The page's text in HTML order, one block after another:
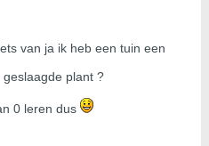
van ja ik heb een tuin een
plant ?
0 leren dus